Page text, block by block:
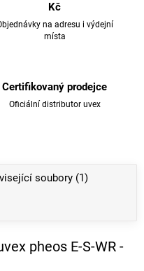
Kč
na adresu i výdejní
místa
Certifikovaný prodejce
Oficiální distributor uvex
soubory (1)
pheos E-S-WR -